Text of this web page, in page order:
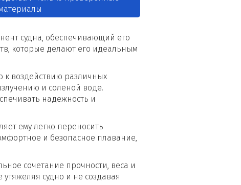
судна, обеспечивающий его
которые делают его идеальным
к воздействию различных
и соленой воде.
надежность и
ему легко переносить
и безопасное плавание,
сочетание прочности, веса и
судно и не создавая